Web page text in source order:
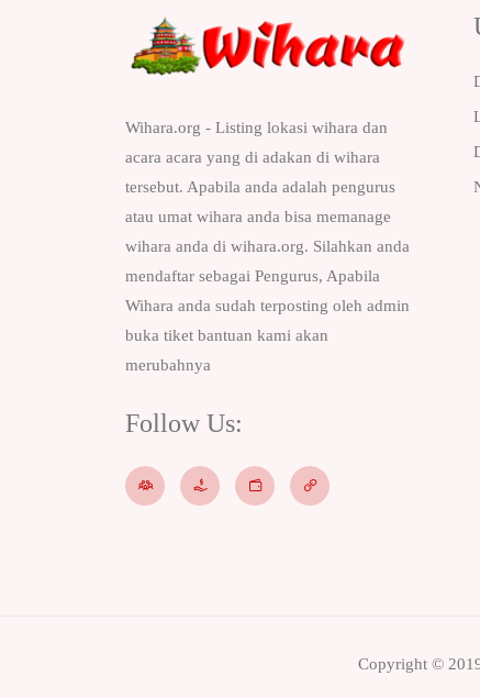
Wihara.org - Listing lokasi wihara dan
acara acara yang di adakan di wihara
tersebut. Apabila anda adalah pengurus
atau umat wihara anda bisa memanage
wihara anda di wihara.org. Silahkan anda
mendaftar sebagai Pengurus, Apabila
Wihara anda sudah terposting oleh admin
buka tiket bantuan kami akan
merubahnya
Follow Us:
Copyright ©